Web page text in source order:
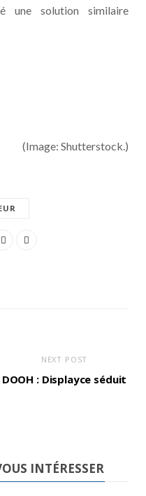
une solution similaire
(Image: Shutterstock.)
NEXT POST
DOOH : Displayce séduit
INTÉRESSER